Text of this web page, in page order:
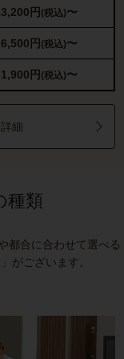
円 (税込)〜
円 (税込)〜
円 (税込)〜
細
種類
都合に合わせて選べる
がございます。